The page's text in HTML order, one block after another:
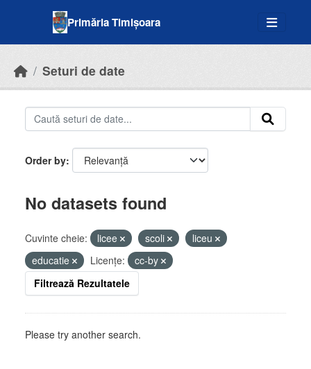
Primăria Timișoara
Seturi de date
Order by
No datasets found
Cuvinte cheie: licee scoli
liceu
educatie
Licenţe:
cc-by
Filtrează Rezultatele
Please try another search.